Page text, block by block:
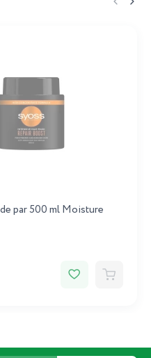
par 500 ml Moisture